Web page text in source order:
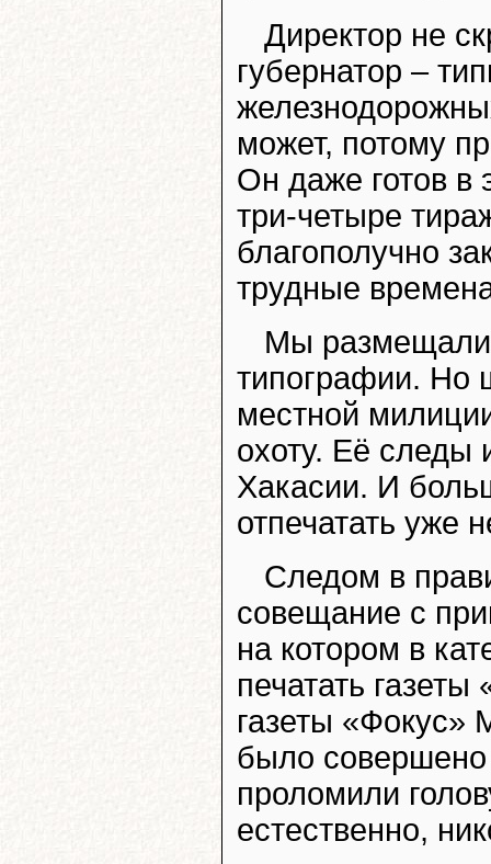
Директор не
губернатор –
может, потому
Он даже готов в
три-четыре
благополучно
трудные
Мы размещали
типографии. Но
местной
охоту. Её следы
Хакасии. И
отпечатать уже
Следом в
совещание с
на котором в
печатать
газеты «Фокус»
было совершено
проломили
естественно,